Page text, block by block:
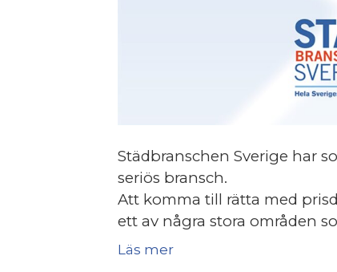
Städbranschen Sverige har
seriös bransch.
Att komma till rätta med
ett av några stora områden
Läs mer